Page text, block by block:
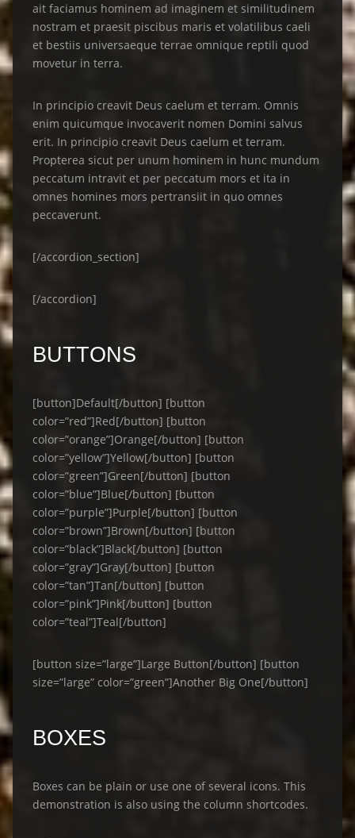
ait faciamus hominem ad imaginem et similitudinem
nostram et praesit piscibus maris et volatilibus caeli
et bestiis universaeque terrae omnique reptili quod
movetur in terra.
In principio creavit Deus caelum et terram. Omnis
enim quicumque invocaverit nomen Domini salvus
erit. In principio creavit Deus caelum et terram.
Propterea sicut per unum hominem in hunc mundum
peccatum intravit et per peccatum mors et ita in
omnes homines mors pertransiit in quo omnes
peccaverunt.
[/accordion_section]
[/accordion]
BUTTONS
[button]Default[/button] [button
color=”red”]Red[/button] [button
color=”orange”]Orange[/button] [button
color=”yellow”]Yellow[/button] [button
color=”green”]Green[/button] [button
color=”blue”]Blue[/button] [button
color=”purple”]Purple[/button] [button
color=”brown”]Brown[/button] [button
color=”black”]Black[/button] [button
color=”gray”]Gray[/button] [button
color=”tan”]Tan[/button] [button
color=”pink”]Pink[/button] [button
color=”teal”]Teal[/button]
[button size=”large”]Large Button[/button] [button
size=”large” color=”green”]Another Big One[/button]
BOXES
Boxes can be plain or use one of several icons. This
demonstration is also using the column shortcodes.